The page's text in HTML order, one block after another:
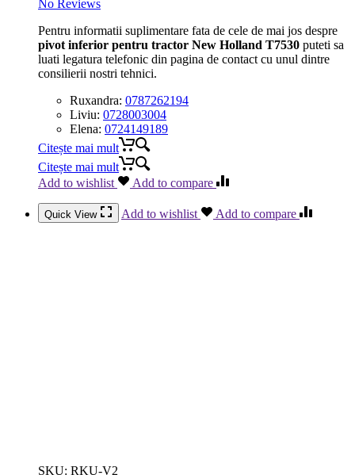
No Reviews
Pentru informatii suplimentare fata de cele de mai jos despre
pivot inferior pentru tractor New Holland T7530 puteti sa
luati legatura telefonic din pagina de contact cu unul dintre
consilierii nostri tehnici.
Ruxandra: 0787262194
Liviu: 0728003004
Elena: 0724149189
Citește mai mult
Citește mai mult
Add to wishlist
Add to compare
Quick View Add to wishlist Add to compare
SKU: RKU-V2